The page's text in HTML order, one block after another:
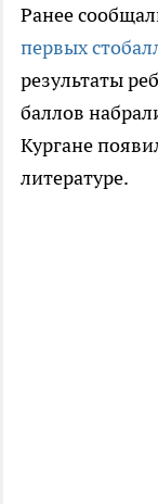
Ранее
первых
результаты
баллов
Кургане
литературе.